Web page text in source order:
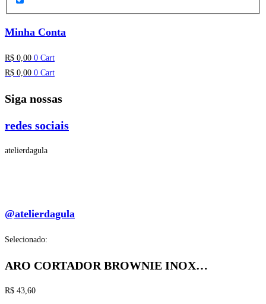
Minha Conta
R$ 0,00 0 Cart
R$ 0,00 0 Cart
Siga nossas
redes sociais
atelierdagula
@atelierdagula
Selecionado:
ARO CORTADOR BROWNIE INOX…
R$ 43,60